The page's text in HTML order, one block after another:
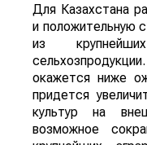
Для Казахстана
и положительную
из
окажется ниже
придется
культур на
возможное